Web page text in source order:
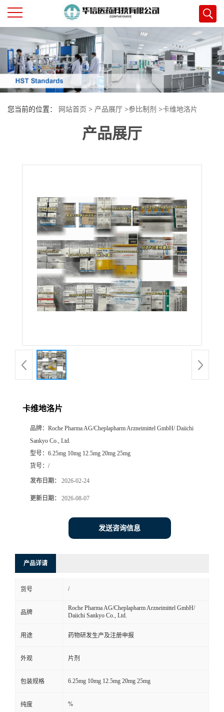
公
司
首
页
司
书
系
方
式
您当前的位置： 网站首页 > 产品展厅 >参比制剂 >卡维地洛片
产品展厅
卡维地洛片
品牌： Roche Pharma AG/Cheplapharm Arzneimittel GmbH/ Daiichi
Sankyo Co., Ltd.
型号： 6.25mg 10mg 12.5mg 20mg 25mg
货号： /
发布日期： 2026-02-24
更新日期： 2026-08-07
发送咨询信息
产品详请
货号 /
品牌
Roche Pharma AG/Cheplapharm Arzneimittel GmbH/
Daiichi Sankyo Co., Ltd.
用途 药物研发生产及注册申报
外观 片剂
包装规格 6.25mg 10mg 12.5mg 20mg 25mg
纯度 %